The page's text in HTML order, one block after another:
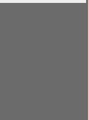
Steuerpult
3,20m.
trocken und